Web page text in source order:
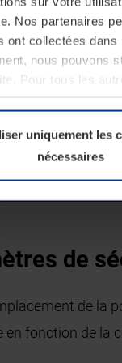
Nos partenaires
ont collectées
nous pouvons
Pour tous les
votre
uniquement les
nécessaires
à vos
de
de la
en fonction de la